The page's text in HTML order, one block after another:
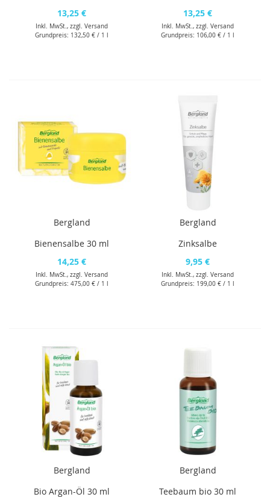
13,25 €
Inkl. MwSt., zzgl.Versand
Grundpreis: 132,50 € / 1 l
13,25 €
Inkl. MwSt., zzgl.Versand
Grundpreis: 106,00 € / 1 l
Bergland
Bienensalbe 30 ml
14,25 €
Inkl. MwSt., zzgl.Versand
Grundpreis: 475,00 € / 1 l
Bergland
Zinksalbe
9,95 €
Inkl. MwSt., zzgl.Versand
Grundpreis: 199,00 € / 1 l
Bergland
Bio Argan-Öl 30 ml
Bergland
Teebaum bio 30 ml